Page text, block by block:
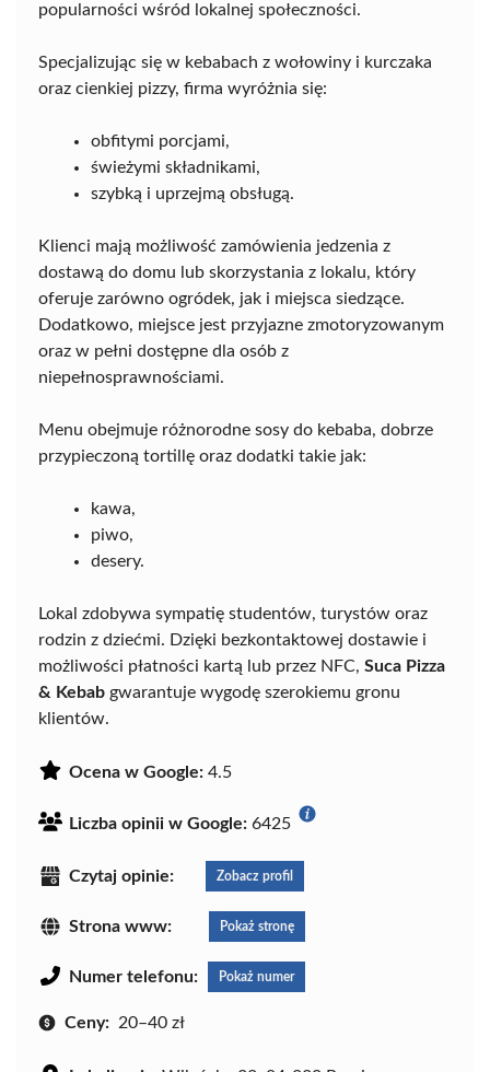
popularności wśród lokalnej społeczności.
Specjalizując się w kebabach z wołowiny i kurczaka
oraz cienkiej pizzy, firma wyróżnia się:
obfitymi porcjami,
świeżymi składnikami,
szybką i uprzejmą obsługą.
Klienci mają możliwość zamówienia jedzenia z
dostawą do domu lub skorzystania z lokalu, który
oferuje zarówno ogródek, jak i miejsca siedzące.
Dodatkowo, miejsce jest przyjazne zmotoryzowanym
oraz w pełni dostępne dla osób z
niepełnosprawnościami.
Menu obejmuje różnorodne sosy do kebaba, dobrze
przypieczoną tortillę oraz dodatki takie jak:
kawa,
piwo,
desery.
Lokal zdobywa sympatię studentów, turystów oraz
rodzin z dziećmi. Dzięki bezkontaktowej dostawie i
możliwości płatności kartą lub przez NFC, Suca Pizza
& Kebab gwarantuje wygodę szerokiemu gronu
klientów.
Ocena w Google: 4.5
Liczba opinii w Google: 6425
Czytaj opinie: Zobacz profil
Strona www: Pokaż stronę
Numer telefonu: Pokaż numer
Ceny: 20–40 zł